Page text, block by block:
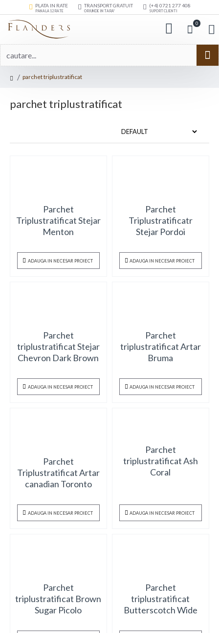
PLATA IN RATE
PANA LA 12 RATE
TRANSPORT GRATUIT
ORIUNDE IN TARA*
(+4) 0721 277 408
SUPORT CLIENTI
0
parchet triplustratificat
parchet triplustratificat
Parchet
Triplustratificat Stejar
Menton
ADAUGA IN NECESAR PROIECT
Parchet
Triplustratificatr
Stejar Pordoi
ADAUGA IN NECESAR PROIECT
Parchet
triplustratificat Stejar
Chevron Dark Brown
ADAUGA IN NECESAR PROIECT
Parchet
triplustratificat Artar
Bruma
ADAUGA IN NECESAR PROIECT
Parchet
Triplustratificat Artar
canadian Toronto
ADAUGA IN NECESAR PROIECT
Parchet
triplustratificat Ash
Coral
ADAUGA IN NECESAR PROIECT
Parchet
triplustratificat Brown
Sugar Picolo
Parchet
triplustratificat
Butterscotch Wide